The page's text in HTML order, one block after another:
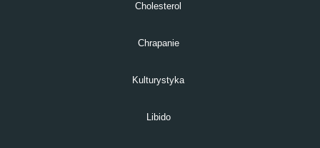
Cholesterol
Chrapanie
Kulturystyka
Libido